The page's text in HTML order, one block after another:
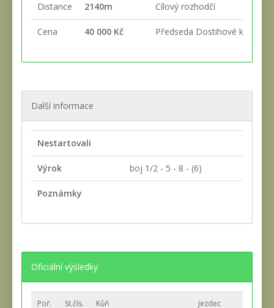
Distance 2140m Cílový rozhodčí
Cena 40 000 Kč Předseda Dostihové komise
Další informace
Nestartovali
Výrok boj 1/2 - 5 - 8 - (6)
Poznámky
Oficiální výsledky
Poř. St.čís. Kůň Jezdec